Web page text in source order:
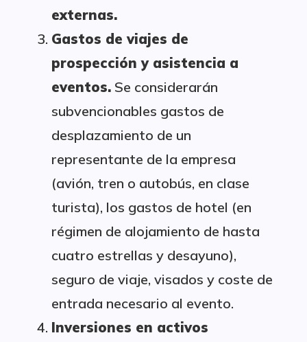
externas.
Gastos de viajes de
prospección y asistencia a
eventos. Se considerarán
subvencionables gastos de
desplazamiento de un
representante de la empresa
(avión, tren o autobús, en clase
turista), los gastos de hotel (en
régimen de alojamiento de hasta
cuatro estrellas y desayuno),
seguro de viaje, visados y coste de
entrada necesario al evento.
Inversiones en activos